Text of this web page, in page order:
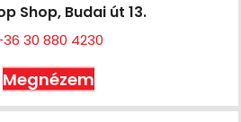
Shop, Budai út 13.
30 880 4230
Megnézem